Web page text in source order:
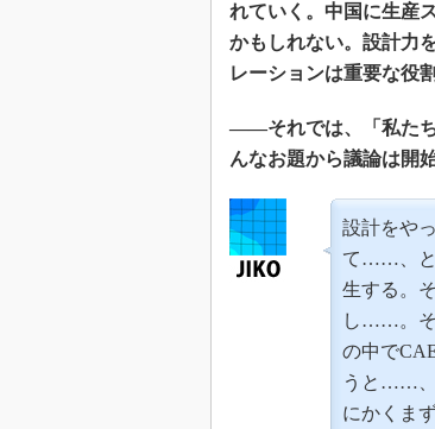
れていく。中国に生産
かもしれない。設計力
レーションは重要な役
――それでは、「私たち
んなお題から議論は開
設計をや
て……、と
生する。
し……。そ
の中で
うと……、
にかくま